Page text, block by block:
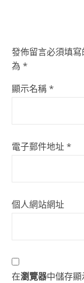
發佈留言必須填寫
為 *
顯示名稱 *
電子郵件地址 *
個人網站網址
在瀏覽器中儲存